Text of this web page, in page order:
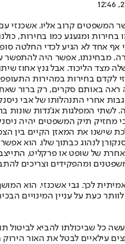
המשפטים קרוב אליו. אשכנזי
בחירות ומגעגע כמו בחירות,
אף אחד לא הגיע לכדי החלטה
מבחינתו, אפשר היה
מצד הליכוד. אבל גנץ אחוז
לקדם בחירות במהירות
ראה באותם סקרים, רק ברור
אחרי התנהלותו של אבי
לשתי המפלגות אג'נדות
מחזיק תיק המשפטים יהיה
שישנו את המאזן הקיים בין
לנהוג כבתוך שלו. הוא
של שופט או פרקליט,
ומהפקידים וצריכים
לכך. גבי אשכנזי. הוא
כעת על עניין המינויים
כל שביכולתו להביא לביטול
עילאיים לבטל את האור הירוק